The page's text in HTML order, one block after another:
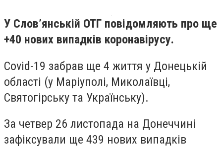
У Слов’янській ОТГ повідомляють про ще
+40 нових випадків коронавірусу.
Covid-19 забрав ще 4 життя у Донецькій
області (у Маріуполі, Миколаївці,
Святогірську та Українську).
За четвер 26 листопада на Донеччині
зафіксували ще 439 нових випадків